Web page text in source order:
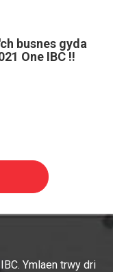
busnes gyda
One IBC !!
Ymlaen trwy dri